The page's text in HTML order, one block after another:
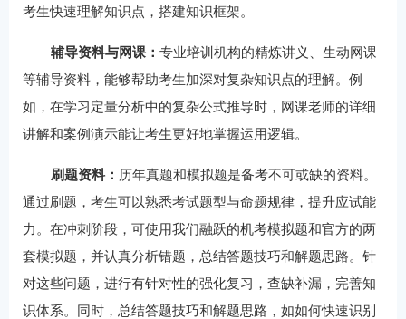
考生快速理解知识点，搭建知识框架。
辅导资料与网课： 专业培训机构的精炼讲义、生动网课
等辅导资料，能够帮助考生加深对复杂知识点的理解。例
如，在学习定量分析中的复杂公式推导时，网课老师的详细
讲解和案例演示能让考生更好地掌握运用逻辑。
刷题资料： 历年真题和模拟题是备考不可或缺的资料。
通过刷题，考生可以熟悉考试题型与命题规律，提升应试能
力。在冲刺阶段，可使用我们融跃的机考模拟题和官方的两
套模拟题，并认真分析错题，总结答题技巧和解题思路。针
对这些问题，进行有针对性的强化复习，查缺补漏，完善知
识体系。同时，总结答题技巧和解题思路，如如何快速识别